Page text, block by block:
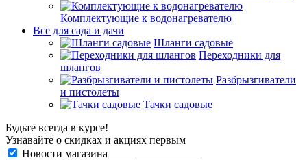
Комплектующие к водонагревателю
Все для сада и дачи
Шланги садовые
Переходники для
шлангов
Разбрызгиватели
и пистолеты
Тачки садовые
Будьте всегда в курсе!
Узнавайте о скидках и акциях первым
Новости магазина